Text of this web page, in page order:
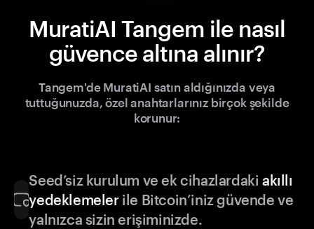
MuratiAI Tangem ile nasıl
güvence altına alınır?
Tangem'de MuratiAI satın aldığınızda veya
tuttuğunuzda, özel anahtarlarınız birçok şekilde
korunur:
Seed’siz kurulum ve ek cihazlardakiakıllı
yedeklemelerile Bitcoin’iniz güvende ve
yalnızca sizin erişiminizde.